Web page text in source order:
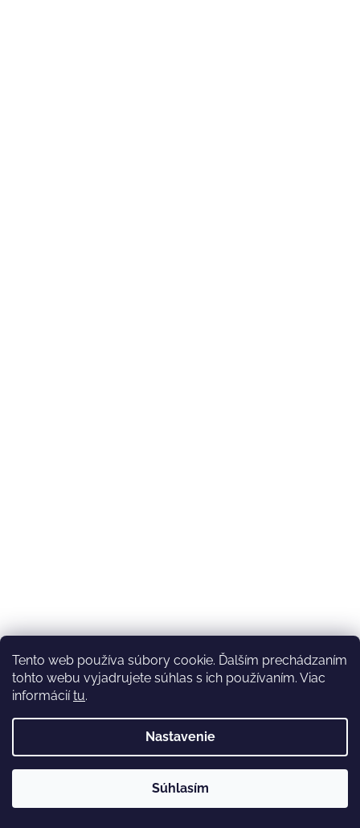
Tento web používa súbory cookie. Ďalším prechádzaním
tohto webu vyjadrujete súhlas s ich používaním. Viac
informáciítu.
Nastavenie
Súhlasím
nedostupná (na email reagujeme nonstop), expedícia ako
obvykle💚Ďakujeme, že ste s nami💚